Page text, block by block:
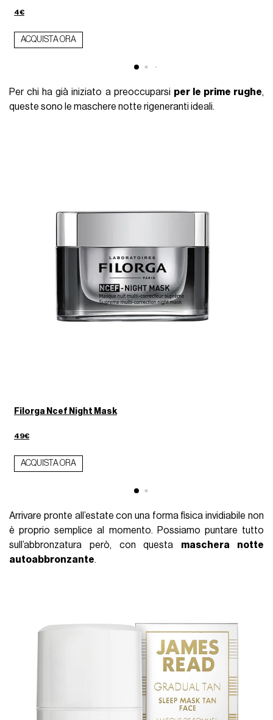
4€
ACQUISTA ORA
Per chi ha già iniziato a preoccuparsi per le prime rughe,
queste sono le maschere notte rigeneranti ideali.
Filorga Ncef Night Mask
49€
ACQUISTA ORA
Arrivare pronte all’estate con una forma fisica invidiabile non
è proprio semplice al momento. Possiamo puntare tutto
sull’abbronzatura però, con questa maschera notte
autoabbronzante.